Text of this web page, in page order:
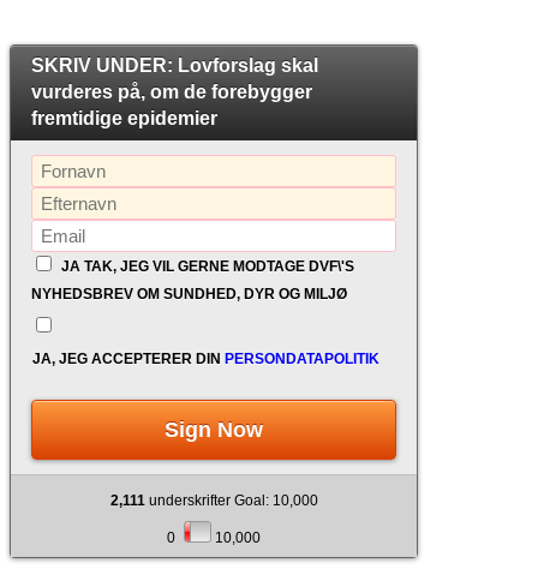
SKRIV UNDER: Lovforslag skal
vurderes på, om de forebygger
fremtidige epidemier
JA TAK, JEG VIL GERNE MODTAGE DVF\'S
NYHEDSBREV OM SUNDHED, DYR OG MILJØ
JA, JEG ACCEPTERER DIN PERSONDATAPOLITIK
Sign Now
2,111underskrifter Goal: 10,000
0 10,000